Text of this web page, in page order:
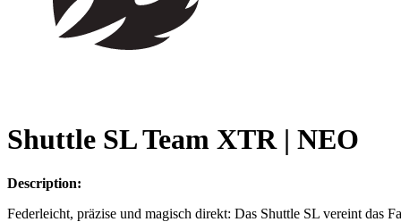
Shuttle SL Team XTR | NEO
Description:
Federleicht, präzise und magisch direkt: Das Shuttle SL vereint das